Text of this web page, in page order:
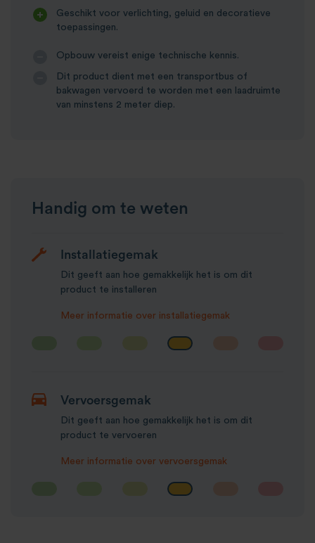
Geschikt voor verlichting, geluid en decoratieve
toepassingen.
Opbouw vereist enige technische kennis.
Dit product dient met een transportbus of
bakwagen vervoerd te worden met een laadruimte
van minstens 2 meter diep.
Handig om te weten
Installatiegemak
Dit geeft aan hoe gemakkelijk het is om dit
product te installeren
Meer informatie over installatiegemak
Vervoersgemak
Dit geeft aan hoe gemakkelijk het is om dit
product te vervoeren
Meer informatie over vervoersgemak